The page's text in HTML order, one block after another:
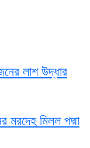
লাশ উদ্ধার
মিলল পদ্মা